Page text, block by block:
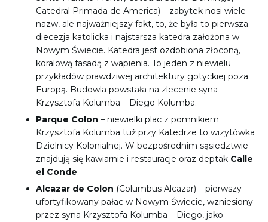
Catedral Primada de America) – zabytek nosi wiele
nazw, ale najważniejszy fakt, to, że była to pierwsza
diecezja katolicka i najstarsza katedra założona w
Nowym Świecie. Katedra jest ozdobiona złoconą,
koralową fasadą z wapienia. To jeden z niewielu
przykładów prawdziwej architektury gotyckiej poza
Europą. Budowla powstała na zlecenie syna
Krzysztofa Kolumba – Diego Kolumba.
Parque Colon – niewielki plac z pomnikiem
Krzysztofa Kolumba tuż przy Katedrze to wizytówka
Dzielnicy Kolonialnej. W bezpośrednim sąsiedztwie
znajdują się kawiarnie i restauracje oraz deptak Calle
el Conde.
Alcazar de Colon (Columbus Alcazar) – pierwszy
ufortyfikowany pałac w Nowym Świecie, wzniesiony
przez syna Krzysztofa Kolumba – Diego, jako